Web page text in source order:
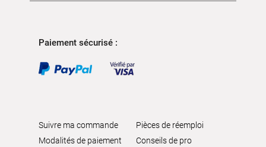
Paiement sécurisé :
Suivre ma commande
Modalités de paiement
Pièces de réemploi
Conseils de pro